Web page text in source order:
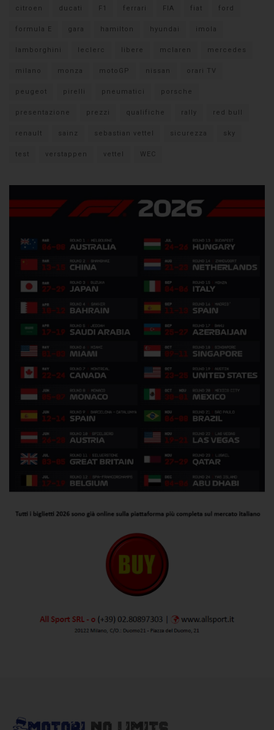
citroen ducati F1 ferrari FIA fiat ford
formula E gara hamilton hyundai imola
lamborghini leclerc libere mclaren mercedes
milano monza motoGP nissan orari TV
peugeot pirelli pneumatici porsche
presentazione prezzi qualifiche rally red bull
renault sainz sebastian vettel sicurezza sky
test verstappen vettel WEC